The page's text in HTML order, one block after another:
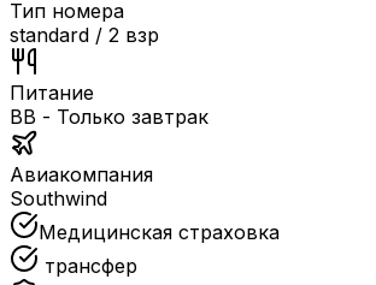
Тип номера
standard / 2 взр
Питание
BB - Только завтрак
Авиакомпания
Southwind
Медицинская страховка
трансфер